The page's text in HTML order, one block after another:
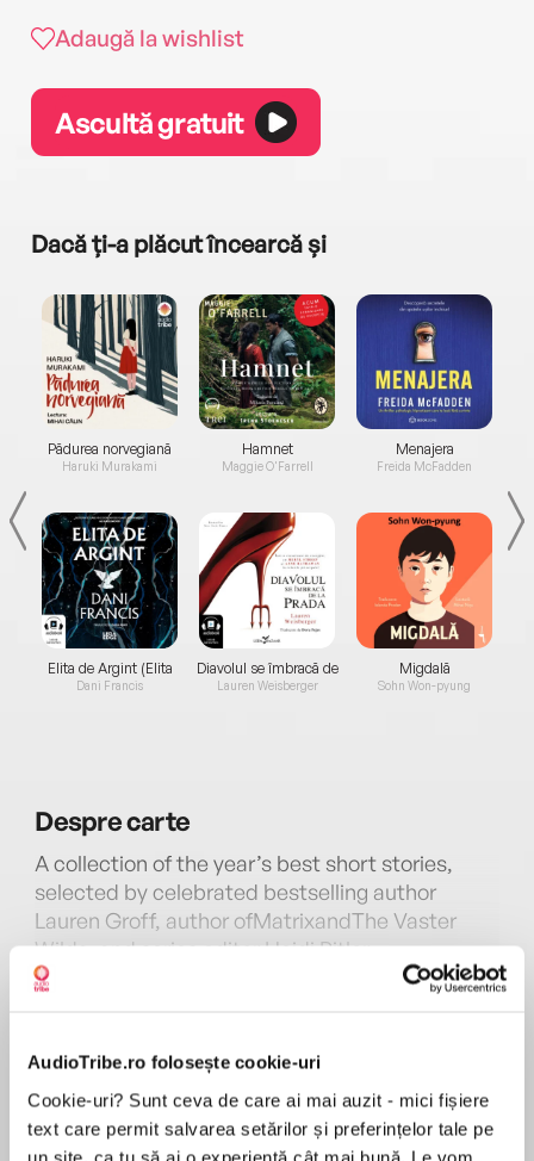
AudioTribe.ro folosește cookie-uri
Cookie-uri? Sunt ceva de care ai mai auzit - mici fișiere
text care permit salvarea setărilor și preferințelor tale pe
un site, ca tu să ai o experiență cât mai bună. Le vom
Adaugă la wishlist
Ascultă gratuit
Dacă ți-a plăcut încearcă și
Pădurea norvegiană
Haruki Murakami
Elita de Argint (Elita
de...
Dani Francis
Hamnet
Maggie O'Farrell
Diavolul se îmbracă de
la...
Lauren Weisberger
Menajera
Freida McFadden
Migdală
Sohn Won-pyung
Desprecarte
A collection of the year’s best short stories,
selected by celebrated bestselling author
Lauren Groff, author ofMatrixandThe Vaster
Wilds, and series editor Heidi Pitlor.
proclaims guest editor Lauren Groff in her
introduction. This abundance led to a volume of
robust stories with the nerve to push against
narrative expectations. The Best American
pentru această carte
Heidi Pitlor